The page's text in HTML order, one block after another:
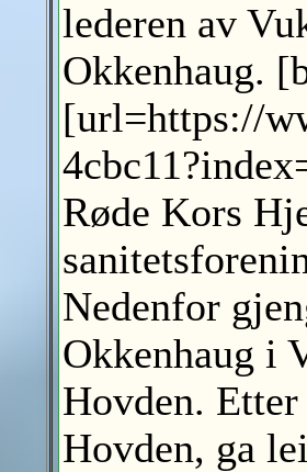
lederen av
Okkenhaug.
[url=https://
Røde Kors
Nedenfor
Okkenhaug i
Hovden.
Hovden, ga